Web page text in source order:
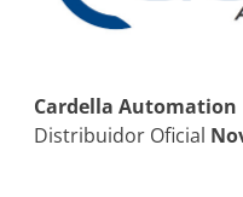
Cardella Automation
Distribuidor Oficial